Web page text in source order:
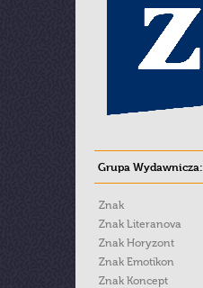
Grupa Wydawnicza:
Znak
Znak Literanova
Znak Horyzont
Znak Emotikon
Znak Koncept